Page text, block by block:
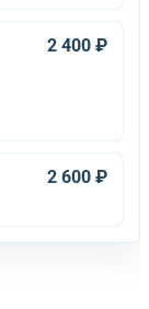
2 400 ₽
2 600 ₽